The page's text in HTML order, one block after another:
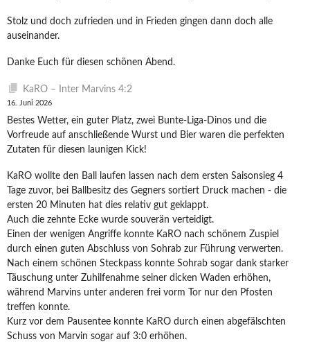
Stolz und doch zufrieden und in Frieden gingen dann doch alle
auseinander.
Danke Euch für diesen schönen Abend.
KaRO – Inter Marvins 4:2
16. Juni 2026
Bestes Wetter, ein guter Platz, zwei Bunte-Liga-Dinos und die
Vorfreude auf anschließende Wurst und Bier waren die perfekten
Zutaten für diesen launigen Kick!
KaRO wollte den Ball laufen lassen nach dem ersten Saisonsieg 4
Tage zuvor, bei Ballbesitz des Gegners sortiert Druck machen - die
ersten 20 Minuten hat dies relativ gut geklappt.
Auch die zehnte Ecke wurde souverän verteidigt.
Einen der wenigen Angriffe konnte KaRO nach schönem Zuspiel
durch einen guten Abschluss von Sohrab zur Führung verwerten.
Nach einem schönen Steckpass konnte Sohrab sogar dank starker
Täuschung unter Zuhilfenahme seiner dicken Waden erhöhen,
während Marvins unter anderen frei vorm Tor nur den Pfosten
treffen konnte.
Kurz vor dem Pausentee konnte KaRO durch einen abgefälschten
Schuss von Marvin sogar auf 3:0 erhöhen.